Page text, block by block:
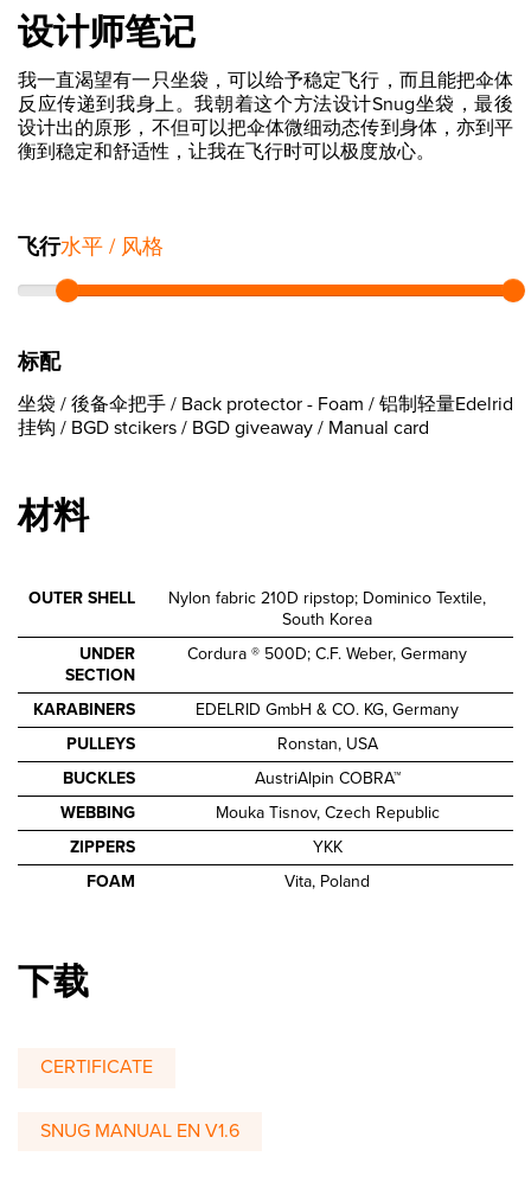
设计师笔记
我一直渴望有一只坐袋，可以给予稳定飞行，而且能把伞体
反应传递到我身上。我朝着这个方法设计Snug坐袋，最後
设计出的原形，不但可以把伞体微细动态传到身体，亦到平
衡到稳定和舒适性，让我在飞行时可以极度放心。
飞行水平 / 风格
标配
坐袋 / 後备伞把手 / Back protector - Foam / 铝制轻量Edelrid
挂钩 / BGD stcikers / BGD giveaway / Manual card
材料
OUTER SHELL
Nylon fabric 210D ripstop; Dominico Textile,
South Korea
UNDER
SECTION
Cordura ® 500D; C.F. Weber, Germany
KARABINERS
EDELRID GmbH & CO. KG, Germany
PULLEYS
Ronstan, USA
BUCKLES
AustriAlpin COBRA™
WEBBING
Mouka Tisnov, Czech Republic
ZIPPERS
YKK
FOAM
Vita, Poland
下载
CERTIFICATE
SNUG MANUAL EN V1.6